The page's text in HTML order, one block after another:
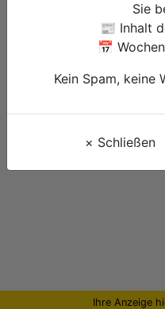
Ihre Anzeige
Sie
📰 Inhalt
📅
Kein Spam, keine
× Schließen